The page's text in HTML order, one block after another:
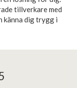
tillverkare med
känna dig trygg i